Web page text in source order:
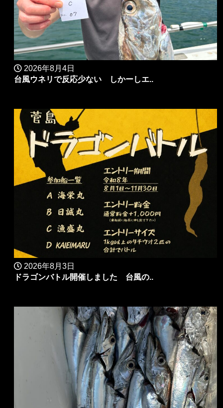
2026年8月4日
台風ウネリで反応少ない しかーしエ..
2026年8月3日
ドラゴンバトル開催しました 台風の..